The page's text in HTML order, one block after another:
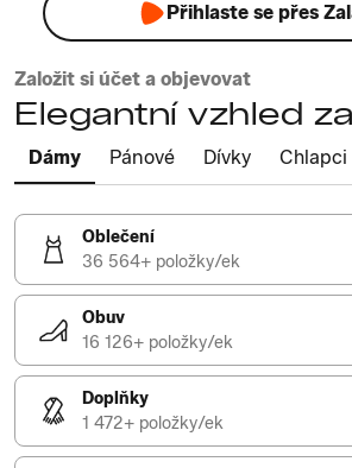
Přihlaste se přes
Založit si účet a objevovat
Elegantní vzhled
Dámy Pánové Dívky Chlapci
Oblečení
36 564+ položky/ek
Obuv
16 126+ položky/ek
Doplňky
1 472+ položky/ek